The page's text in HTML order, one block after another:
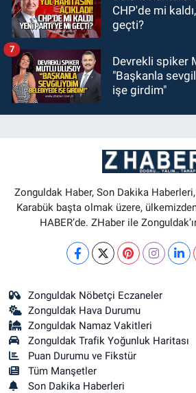
CHP'de mi
geçti?
Devrekli spiker
"Başkanla
işe girdim"
7
Zonguldak Haber, Son Dakika
Karabük başta olmak üzere,
HABER’de. ZHaber ile
Zonguldak Nöbetçi Eczaneler
Zonguldak Hava Durumu
Zonguldak Namaz Vakitleri
Zonguldak Trafik Yoğunluk Haritası
Puan Durumu ve Fikstür
Tüm Manşetler
Son Dakika Haberleri